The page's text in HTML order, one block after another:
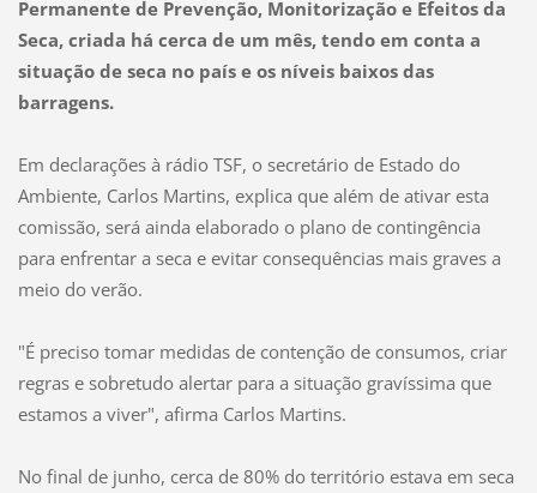
Permanente de Prevenção, Monitorização e Efeitos da
Seca, criada há cerca de um mês, tendo em conta a
situação de seca no país e os níveis baixos das
barragens.
Em declarações à rádio TSF, o secretário de Estado do
Ambiente, Carlos Martins, explica que além de ativar esta
comissão, será ainda elaborado o plano de contingência
para enfrentar a seca e evitar consequências mais graves a
meio do verão.
"É preciso tomar medidas de contenção de consumos, criar
regras e sobretudo alertar para a situação gravíssima que
estamos a viver", afirma Carlos Martins.
No final de junho, cerca de 80% do território estava em seca